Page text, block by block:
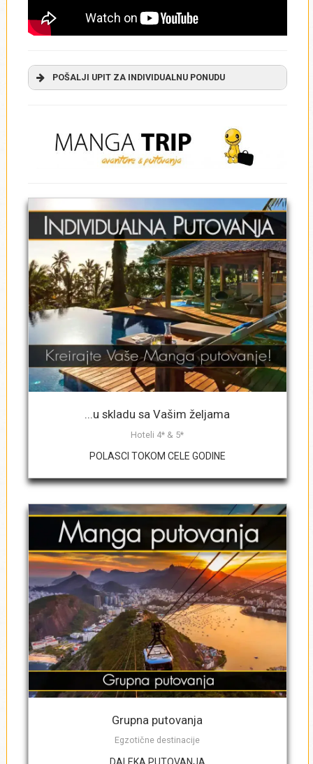
POŠALJI UPIT ZA INDIVIDUALNU PONUDU
Ime*
Prezime*
Email adresa*
Kontakt telefon*
Upišite destinaciju/destinacije po
prioritetu *
Broj dece 6 - 11.99 godina*
Broj dece 2 - 5.99 godina
Broj dece 0 - 1.99 godina
...u skladu sa Vašim željama
Hoteli 4* & 5*
POLASCI TOKOM CELE GODINE
Grupna putovanja
Egzotične destinacije